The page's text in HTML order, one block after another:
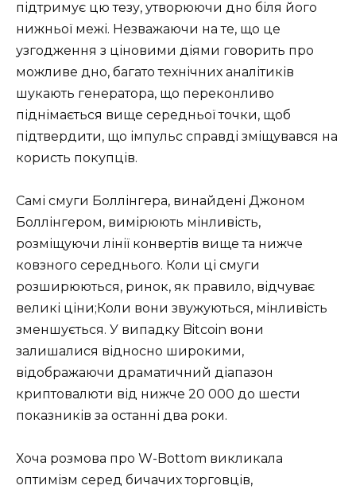
підтримує цю тезу, утворюючи дно біля його
нижньої межі. Незважаючи на те, що це
узгодження з ціновими діями говорить про
можливе дно, багато технічних аналітиків
шукають генератора, що переконливо
піднімається вище середньої точки, щоб
підтвердити, що імпульс справді зміщувався на
користь покупців.
Самі смуги Боллінгера, винайдені Джоном
Боллінгером, вимірюють мінливість,
розміщуючи лінії конвертів вище та нижче
ковзного середнього. Коли ці смуги
розширюються, ринок, як правило, відчуває
великі ціни;Коли вони звужуються, мінливість
зменшується. У випадку Bitcoin вони
залишалися відносно широкими,
відображаючи драматичний діапазон
криптовалюти від нижче 20 000 до шести
показників за останні два роки.
Хоча розмова про W-Bottom викликала
оптимізм серед бичачих торговців,